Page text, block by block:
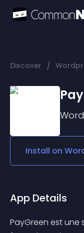
Discover /
Install on
App Details
PayGreen est